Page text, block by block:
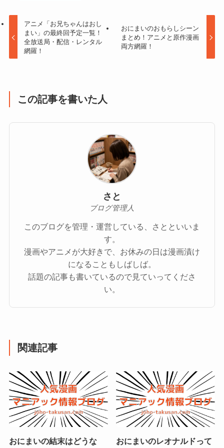
アニメ「お兄ちゃんはおし
まい」の最終回予定一覧！
全放送局・配信・レンタル
網羅！
おにまいのおもらしシーン
まとめ！アニメと原作漫画
両方網羅！
この記事を書いた人
さと
ブログ管理人
このブログを管理・運営している、さとといいま
す。
漫画やアニメが大好きで、お休みの日は漫画漬け
になることもしばしば。
話題の記事も書いているので見ていってくださ
い。
関連記事
おにまいの結末はどうな
おにまいのレオナルドって